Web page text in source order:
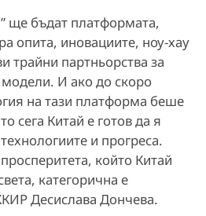
ще бъдат платформата,
опита, иновациите, ноу-хау
трайни партньорства за
И ако до скоро
на тази платформа беше
сега Китай е готов да я
и прогреса.
който Китай
категорична е
Десислава Дончева.